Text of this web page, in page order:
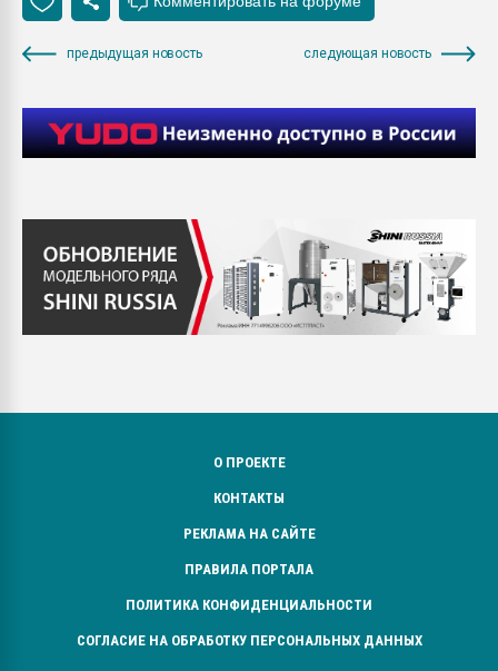
предыдущая новость следующая новость
О ПРОЕКТЕ
КОНТАКТЫ
РЕКЛАМА НА САЙТЕ
ПРАВИЛА ПОРТАЛА
ПОЛИТИКА КОНФИДЕНЦИАЛЬНОСТИ
СОГЛАСИЕ НА ОБРАБОТКУ ПЕРСОНАЛЬНЫХ ДАННЫХ